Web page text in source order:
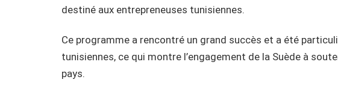
destiné aux entrepreneuses tunisiennes.
Ce programme a rencontré un grand succès et a été
tunisiennes, ce qui montre l’engagement de la Suède à
pays.